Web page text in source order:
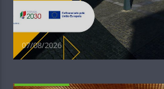
07/08/2026